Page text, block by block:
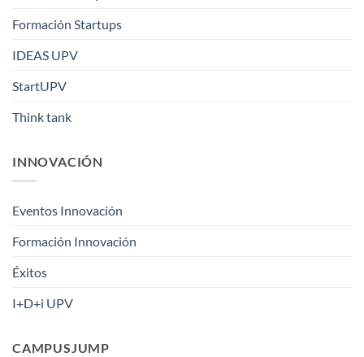
Formación Startups
IDEAS UPV
StartUPV
Think tank
INNOVACIÓN
Eventos Innovación
Formación Innovación
Éxitos
I+D+i UPV
CAMPUSJUMP